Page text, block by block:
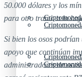
50.000 dólares y los
para otro tramo a la
Si bien los osos
apoyo que continúan
administradores de